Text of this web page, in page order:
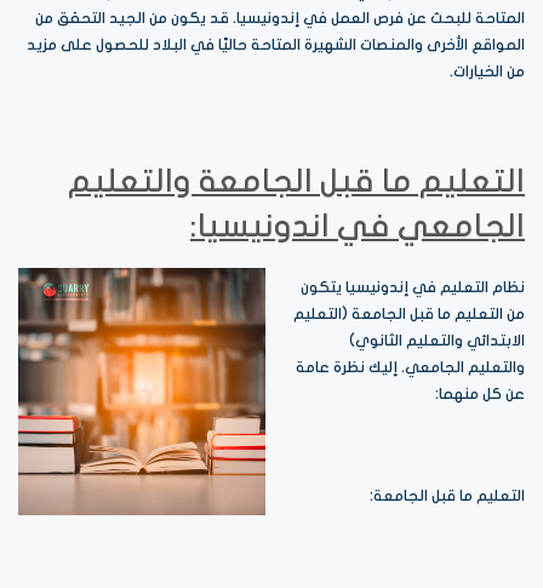
المتاحة للبحث عن فرص العمل في إندونيسيا. قد يكون من الجيد التحقق من
المواقع الأخرى والمنصات الشهيرة المتاحة حاليًا في البلاد للحصول على مزيد
من الخيارات.
التعليم ما قبل الجامعة والتعليم
الجامعي في اندونيسيا:
نظام التعليم في إندونيسيا يتكون
من التعليم ما قبل الجامعة (التعليم
الابتدائي والتعليم الثانوي)
والتعليم الجامعي. إليك نظرة عامة
عن كل منهما:
التعليم ما قبل الجامعة: